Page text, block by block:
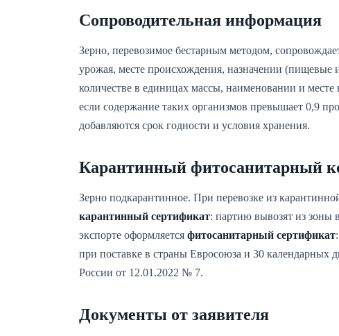
Сопроводительная информация
Зерно, перевозимое бестарным методом,
урожая, месте происхождения, назначении (пищевые
количестве в единицах массы, наименовании и
если содержание таких организмов превышает 0,9
добавляются срок годности и условия хранения.
Карантинный фитосанитарный
Зерно подкарантинное. При перевозке из
карантинный сертификат: партию вывозят из зоны
экспорте оформляется фитосанитарный сертификат
при поставке в страны Евросоюза и 30
России от 12.01.2022 № 7.
Документы от заявителя